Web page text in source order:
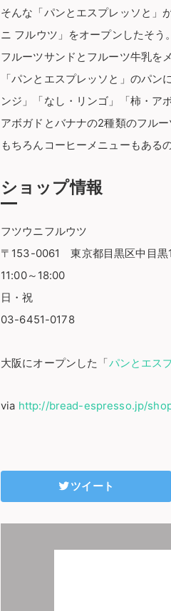
そんな「パンとエスプレッソと」
ニ フルウツ」をオープンしたそう。
フルーツサンドとフルーツ牛乳を
「パンとエスプレッソと」のパ
ンジ」「なし・リンゴ」「柿・ア
アボガドとバナナの2種類のフル
もちろんコーヒーメニューもある
ショップ情報
フツウニフルウツ
〒153-0061 東京都目黒区中目黒
11:00～18:00
日・祝
03-6451-0178
大阪にオープンした「パンとエス
via http://bread-espresso.jp/
ツイート